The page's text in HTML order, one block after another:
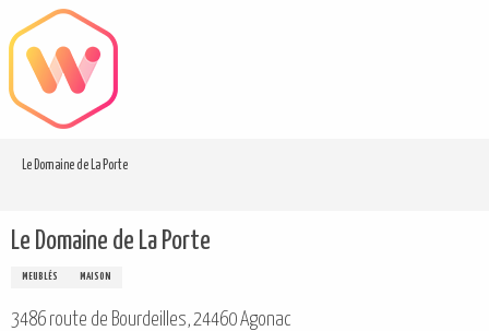
au
contenu
principal
Le Domaine de La Porte
Le Domaine de La Porte
MEUBLÉS MAISON
3486 route de Bourdeilles, 24460 Agonac